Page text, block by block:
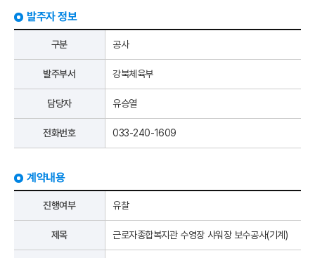
발주자 정보
구분 공사
발주부서 강북체육부
담당자 유승열
전화번호 033-240-1609
계약내용
진행여부 유찰
제목 근로자종합복지관 수영장 샤워장 보수공사(기계)